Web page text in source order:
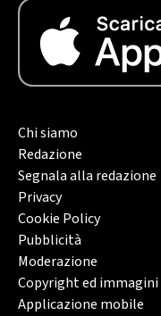
Chi siamo
Redazione
Segnala alla redazione
Privacy
Cookie Policy
Pubblicità
Moderazione
Copyright ed immagini
Applicazione mobile